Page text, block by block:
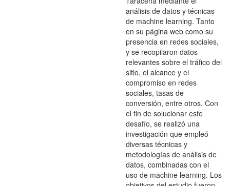
análisis de datos y técnicas
de machine learning. Tanto
en su página web como su
presencia en redes sociales,
y se recopilaron datos
relevantes sobre el tráfico del
sitio, el alcance y el
compromiso en redes
sociales, tasas de
conversión, entre otros. Con
el fin de solucionar este
desafío, se realizó una
investigación que empleó
diversas técnicas y
metodologías de análisis de
datos, combinadas con el
uso de machine learning. Los